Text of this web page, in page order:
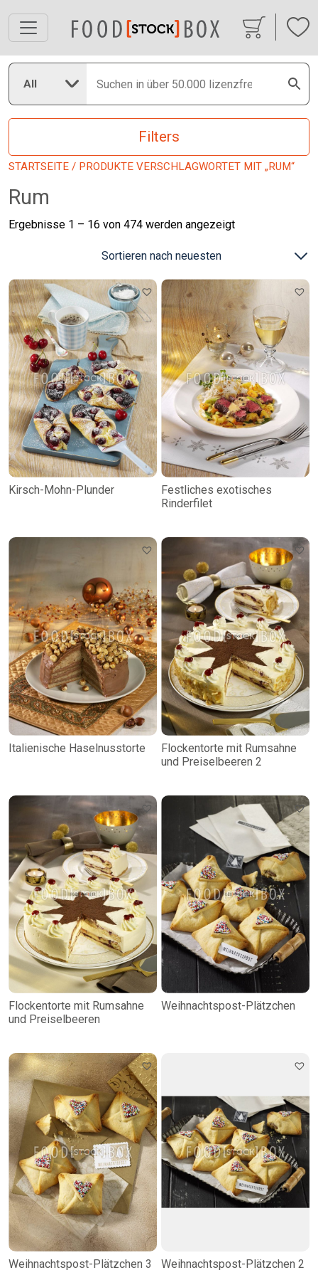
All
Filters
STARTSEITE / PRODUKTE VERSCHLAGWORTET MIT „RUM“
Rum
Ergebnisse 1 – 16 von 474 werden angezeigtNach
Kirsch-Mohn-Plunder
Festliches exotisches
Rinderfilet
Italienische Haselnusstorte
Flockentorte mit Rumsahne
und Preiselbeeren 2
Flockentorte mit Rumsahne
und Preiselbeeren
Weihnachtspost-Plätzchen
Weihnachtspost-Plätzchen 3 Weihnachtspost-Plätzchen 2